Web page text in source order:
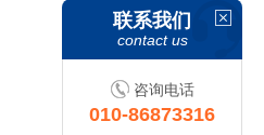
联系我们
contact us
咨询电话
010-86873316